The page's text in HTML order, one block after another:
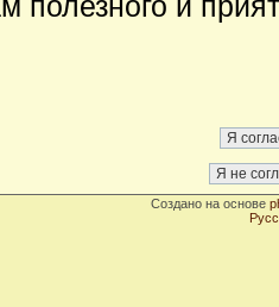
Создано на основе